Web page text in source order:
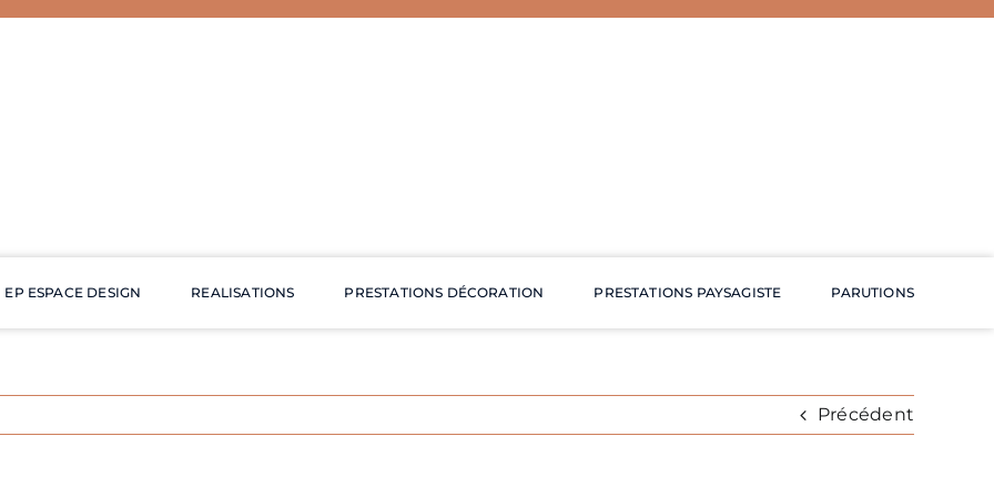
EP ESPACE DESIGN REALISATIONS PRESTATIONS DÉCORATION PRESTATIONS PAYSAGISTE PARUTIONS
Précédent